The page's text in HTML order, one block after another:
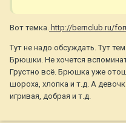
Вот темка. http://bernclub.ru/
Тут не надо обсуждать. Тут
Брюшки. Не хочется
Грустно всё. Брюшка уже
шороха, хлопка и т.д. А
игривая, добрая и т.д.